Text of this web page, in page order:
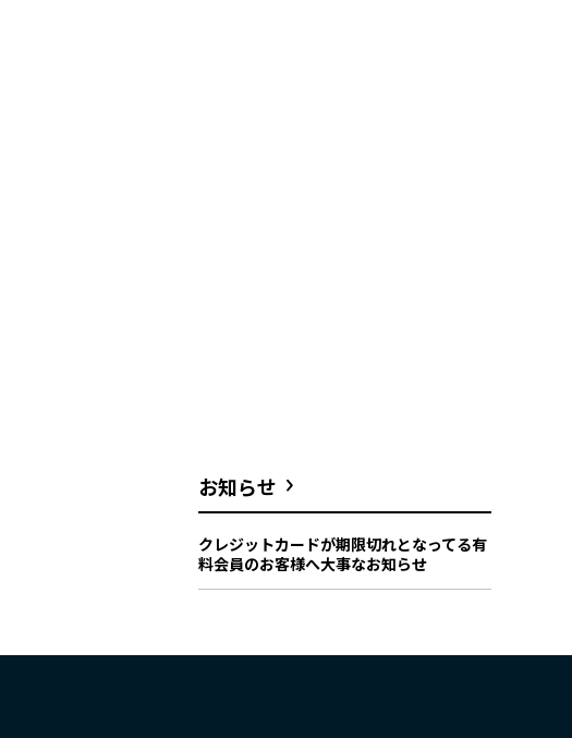
お知らせ
クレジットカードが期限切れとなってる有
料会員のお客様へ大事なお知らせ